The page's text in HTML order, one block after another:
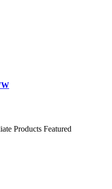
Products Featured